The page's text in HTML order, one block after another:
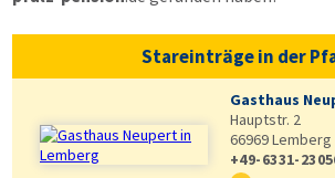
Stareinträge in der
Gasthaus
Hauptstr. 2
66969Lemberg
+49-6331-